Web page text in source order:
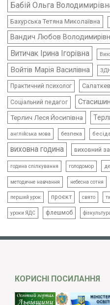
Бабій Ольга
Бахурська Тетяна Миколаївна
Вандич Любов
Витичак Ірина Ігорівна
Войтів Марія Василівна
Практичний психолог
Соціальний педагог
Терлич Леся Йосипівна
англійська мова безпека бесіда
виховна година виховний
година спілкування голодомор
методичне навчання небесна сотня
перший урок проєкт свято
уроки ЯДС флешмоб
КОРИСНІ ПОСИЛАННЯ